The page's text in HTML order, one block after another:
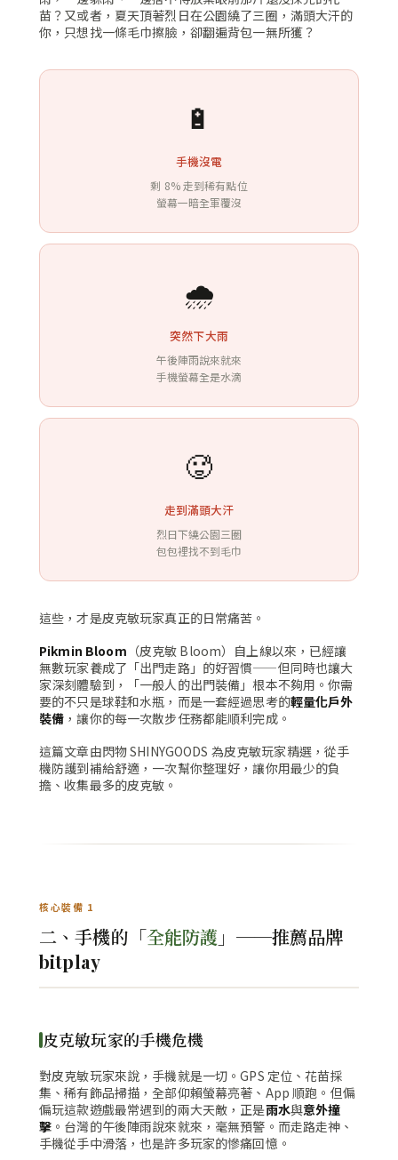
苗？又或者，夏天頂著烈日在公園繞了三圈，滿頭大汗的
你，只想找一條毛巾擦臉，卻翻遍背包一無所獲？
🔋
手機沒電
剩 8% 走到稀有點位
螢幕一暗全軍覆沒
🌧️
突然下大雨
午後陣雨說來就來
手機螢幕全是水滴
🥵
走到滿頭大汗
烈日下繞公園三圈
包包裡找不到毛巾
這些，才是皮克敏玩家真正的日常痛苦。
Pikmin Bloom （皮克敏 Bloom）自上線以來，已經讓
無數玩家養成了「出門走路」的好習慣——但同時也讓大
家深刻體驗到，「一般人的出門裝備」根本不夠用。你需
要的不只是球鞋和水瓶，而是一套經過思考的輕量化戶外
裝備 ，讓你的每一次散步任務都能順利完成。
這篇文章由閃物 SHINYGOODS 為皮克敏玩家精選，從手
機防護到補給舒適，一次幫你整理好，讓你用最少的負
擔、收集最多的皮克敏。
核心裝備 1
二、手機的「全能防護 」──推薦品牌
bitplay
皮克敏玩家的手機危機
對皮克敏玩家來說，手機就是一切。GPS 定位、花苗採
集、稀有飾品掃描，全部仰賴螢幕亮著、App 順跑。但偏
偏玩這款遊戲最常遇到的兩大天敵，正是雨水與意外撞
擊 。台灣的午後陣雨說來就來，毫無預警。而走路走神、
手機從手中滑落，也是許多玩家的慘痛回憶。